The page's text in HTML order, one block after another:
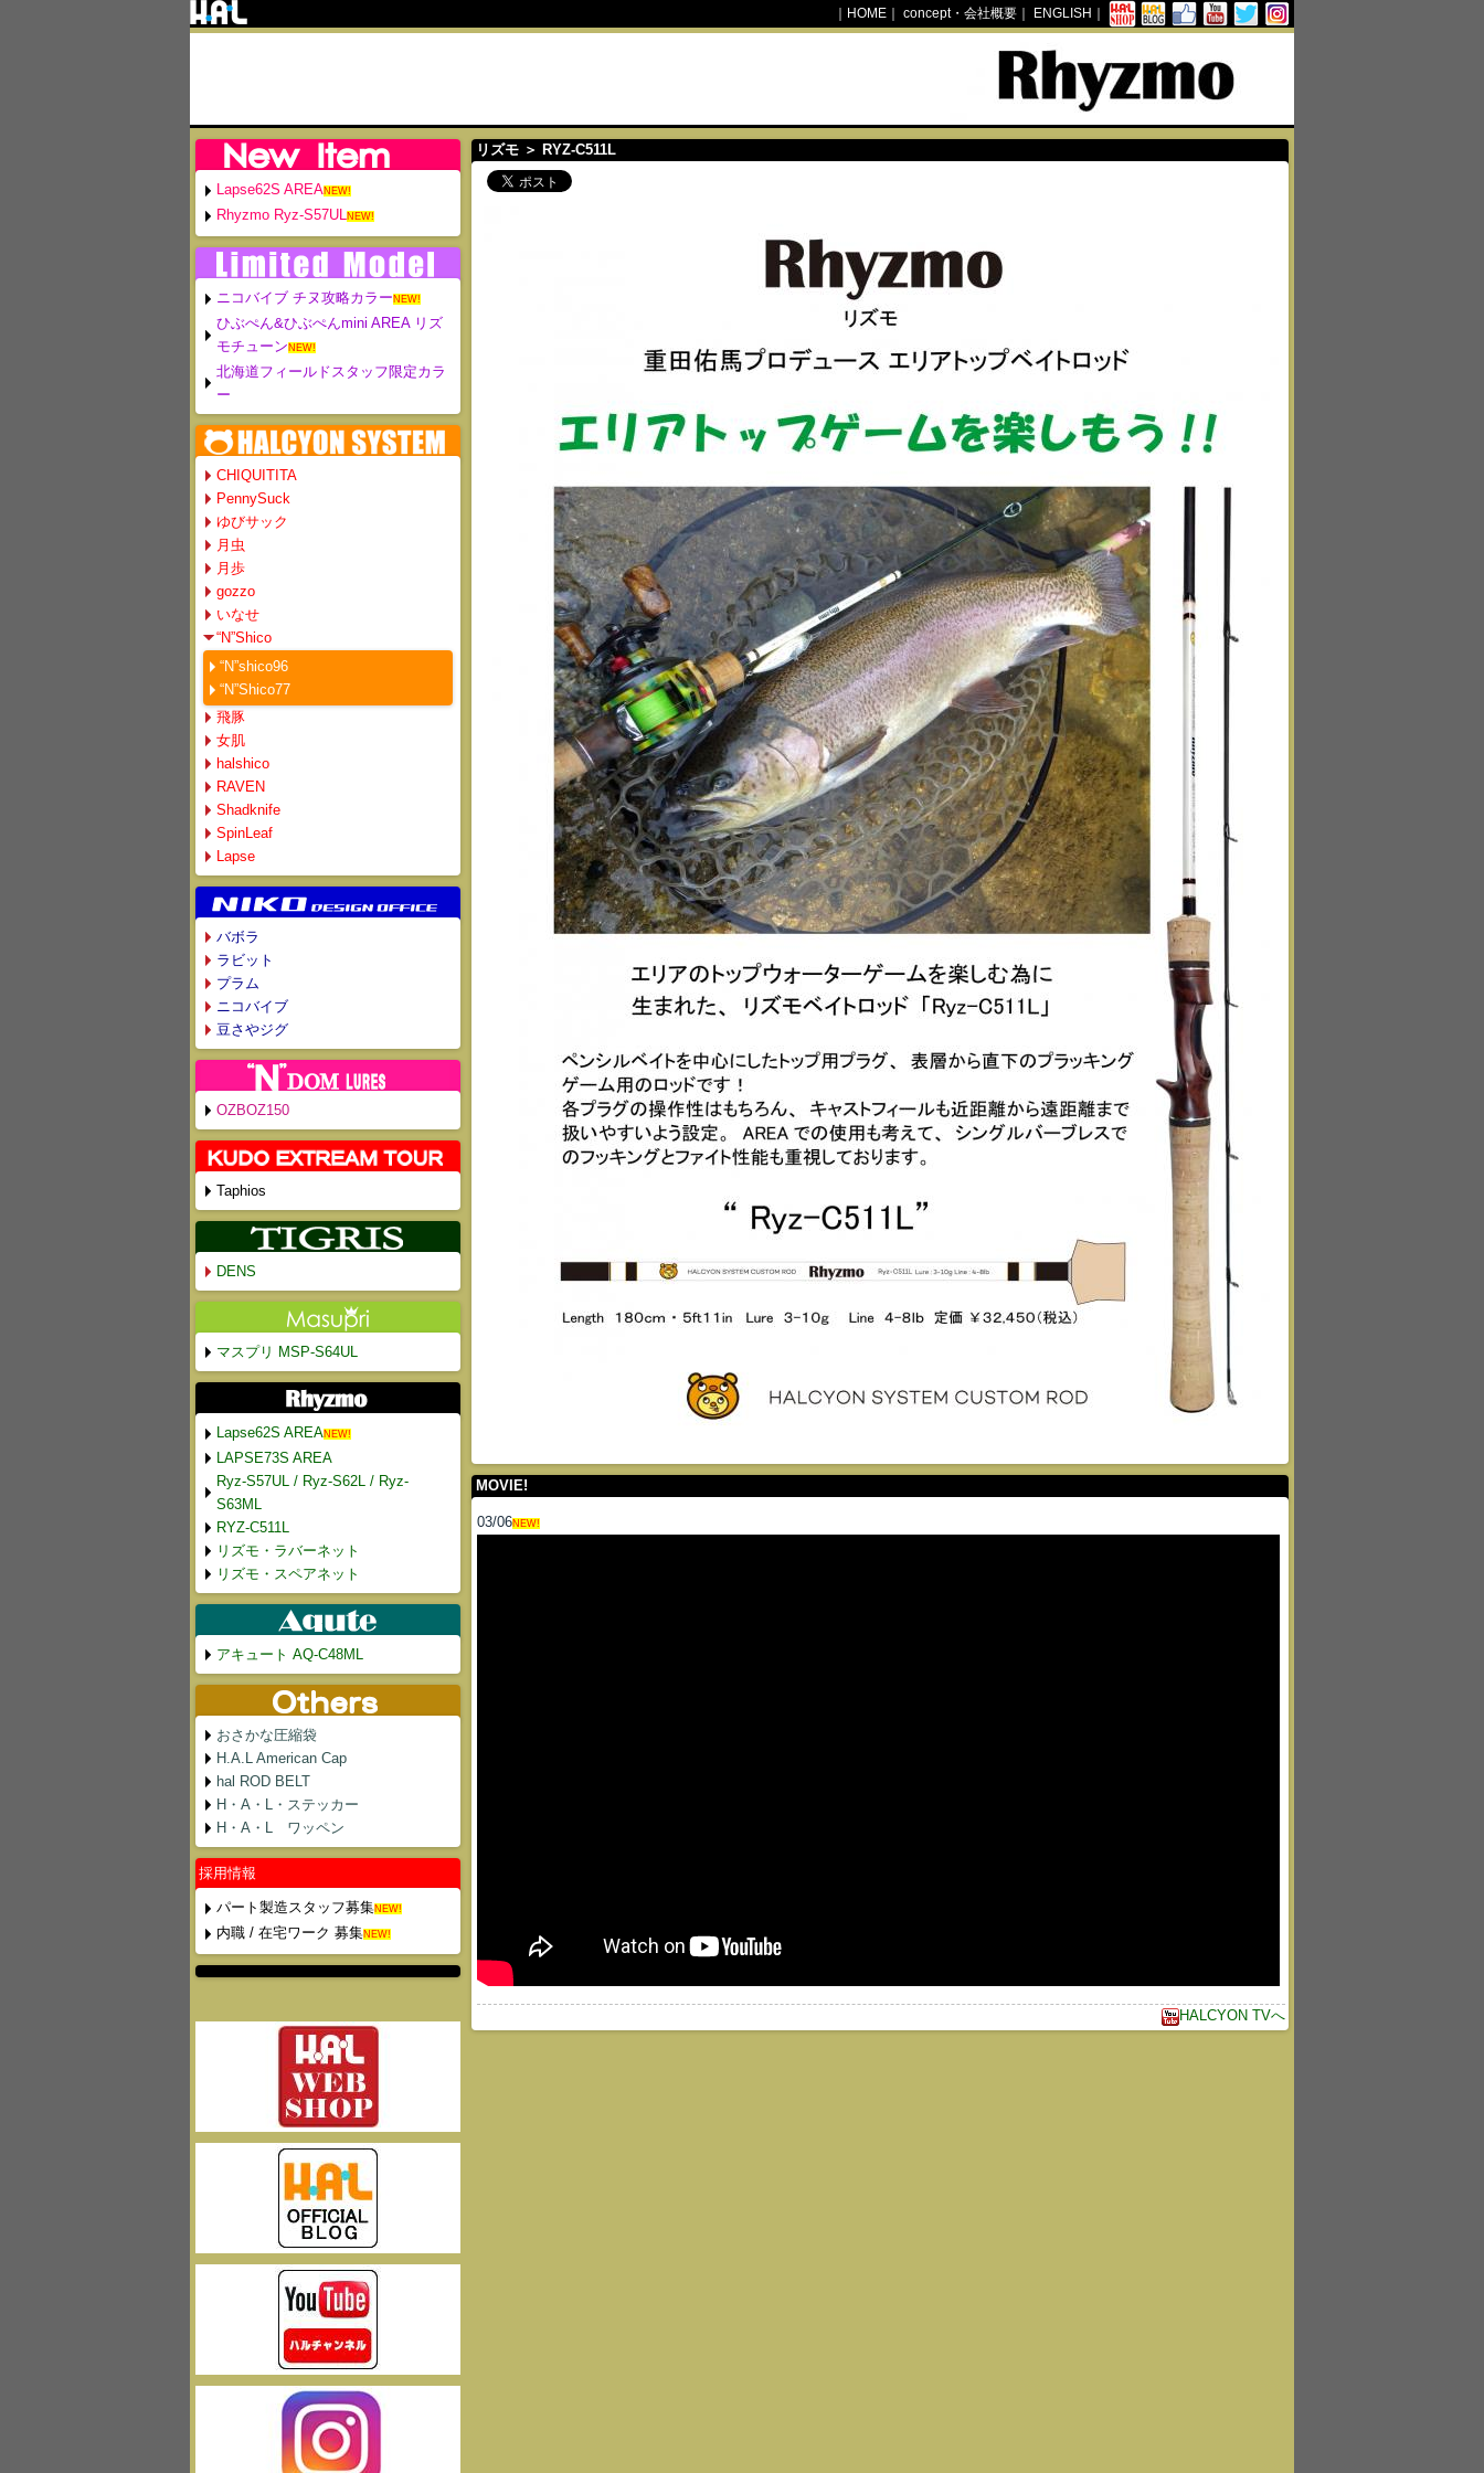
｜ HOME ｜ concept・会社概要 ｜ ENGLISH ｜
リズモ ＞ RYZ-C511L
MOVIE!
03/06NEW!
HALCYON TVへ
Lapse62S AREANEW!
Rhyzmo Ryz-S57ULNEW!
ニコバイブ チヌ攻略カラー NEW!
ひぶぺん&ひぶぺんmini AREA リズ
モチューン NEW!
北海道フィールドスタッフ限定カラ
ー
CHIQUITITA
PennySuck
ゆびサック
月虫
月歩
gozzo
いなせ
“N”Shico
“N”shico96
“N”Shico77
飛豚
女肌
halshico
RAVEN
Shadknife
SpinLeaf
Lapse
バボラ
ラビット
プラム
ニコバイブ
豆さやジグ
OZBOZ150
Taphios
DENS
マスプリ MSP-S64UL
Lapse62S AREANEW!
LAPSE73S AREA
Ryz-S57UL / Ryz-S62L / Ryz-
S63ML
RYZ-C511L
リズモ・ラバーネット
リズモ・スペアネット
アキュート AQ-C48ML
おさかな圧縮袋
H.A.L American Cap
hal ROD BELT
H・A・L・ステッカー
H・A・L ワッペン
採用情報
パート製造スタッフ募集NEW!
内職 / 在宅ワーク 募集NEW!